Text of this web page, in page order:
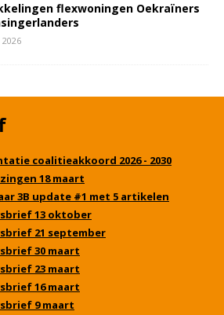
flexwoningen Oekraïners
coalitieakkoord 2026 - 2030
18 maart
3B update #1 met 5 artikelen
13 oktober
21 september
30 maart
23 maart
16 maart
9 maart